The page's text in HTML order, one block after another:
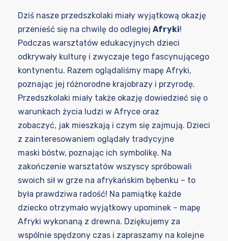
Dziś nasze przedszkolaki miały wyjątkową okazję
przenieść się na chwilę do odległej Afryki!
Podczas warsztatów edukacyjnych dzieci
odkrywały kulturę i zwyczaje tego fascynującego
kontynentu. Razem oglądaliśmy mapę Afryki,
poznając jej różnorodne krajobrazy i przyrodę.
Przedszkolaki miały także okazję dowiedzieć się o
warunkach życia ludzi w Afryce oraz
zobaczyć, jak mieszkają i czym się zajmują. Dzieci
z zainteresowaniem oglądały tradycyjne
maski bóstw, poznając ich symbolikę. Na
zakończenie warsztatów wszyscy spróbowali
swoich sił w grze na afrykańskim bębenku – to
była prawdziwa radość! Na pamiątkę każde
dziecko otrzymało wyjątkowy upominek – mapę
Afryki wykonaną z drewna. Dziękujemy za
wspólnie spędzony czas i zapraszamy na kolejne